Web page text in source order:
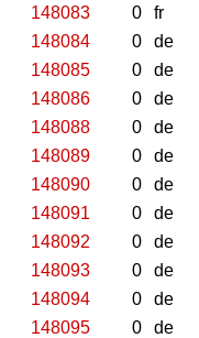
148083
0 fr
148084
0 de
148085
0 de
148086
0 de
148088
0 de
148089
0 de
148090
0 de
148091
0 de
148092
0 de
148093
0 de
148094
0 de
148095
0 de